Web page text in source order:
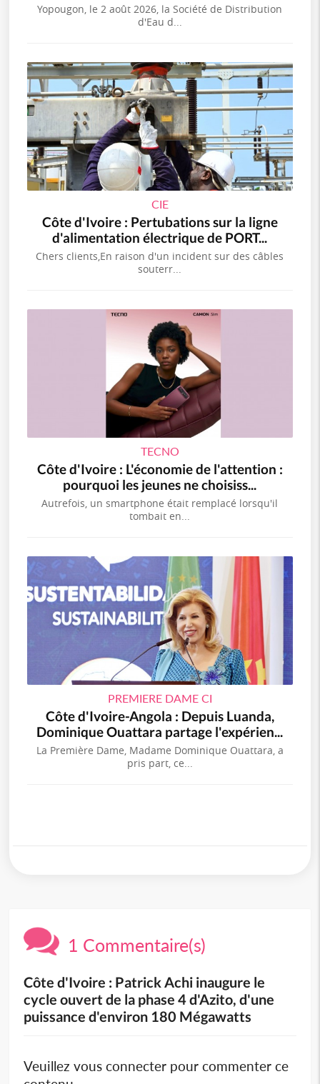
Yopougon, le 2 août 2026, la Société de Distribution
d'Eau d...
CIE
Côte d'Ivoire : Pertubations sur la ligne
d'alimentation électrique de PORT...
Chers clients,En raison d'un incident sur des câbles
souterr...
TECNO
Côte d'Ivoire : L'économie de l'attention :
pourquoi les jeunes ne choisiss...
Autrefois, un smartphone était remplacé lorsqu'il
tombait en...
PREMIERE DAME CI
Côte d'Ivoire-Angola : Depuis Luanda,
Dominique Ouattara partage l'expérien...
La Première Dame, Madame Dominique Ouattara, a
pris part, ce...
1 Commentaire(s)
Côte d'Ivoire : Patrick Achi inaugure le
cycle ouvert de la phase 4 d'Azito, d'une
puissance d'environ 180 Mégawatts
Veuillez vous connecter pour commenter ce